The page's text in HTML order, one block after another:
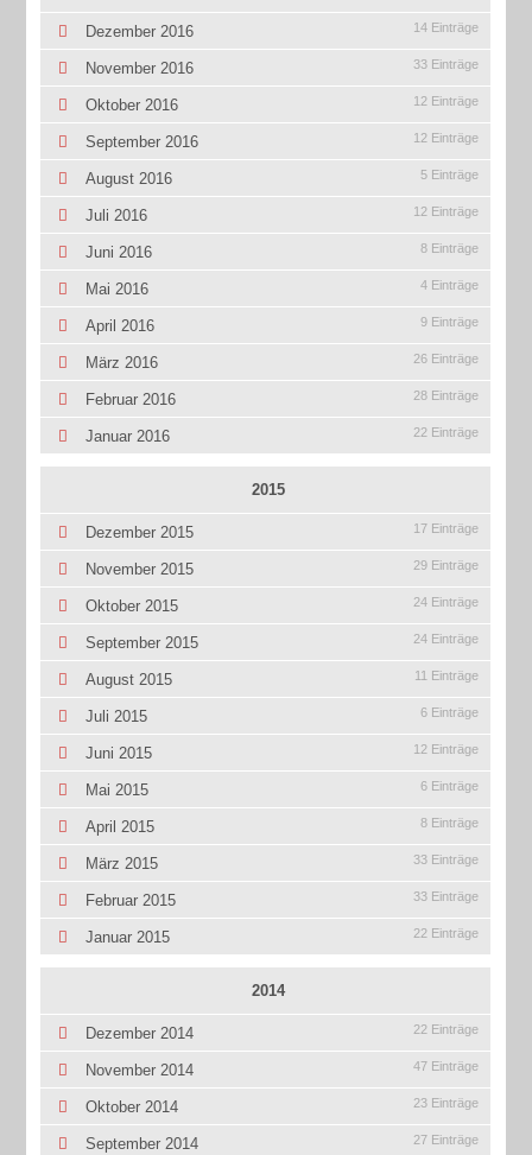
Dezember 2016 14 Einträge
November 2016 33 Einträge
Oktober 2016 12 Einträge
September 2016 12 Einträge
August 2016 5 Einträge
Juli 2016 12 Einträge
Juni 2016 8 Einträge
Mai 2016 4 Einträge
April 2016 9 Einträge
März 2016 26 Einträge
Februar 2016 28 Einträge
Januar 2016 22 Einträge
2015
Dezember 2015 17 Einträge
November 2015 29 Einträge
Oktober 2015 24 Einträge
September 2015 24 Einträge
August 2015 11 Einträge
Juli 2015 6 Einträge
Juni 2015 12 Einträge
Mai 2015 6 Einträge
April 2015 8 Einträge
März 2015 33 Einträge
Februar 2015 33 Einträge
Januar 2015 22 Einträge
2014
Dezember 2014 22 Einträge
November 2014 47 Einträge
Oktober 2014 23 Einträge
September 2014 27 Einträge